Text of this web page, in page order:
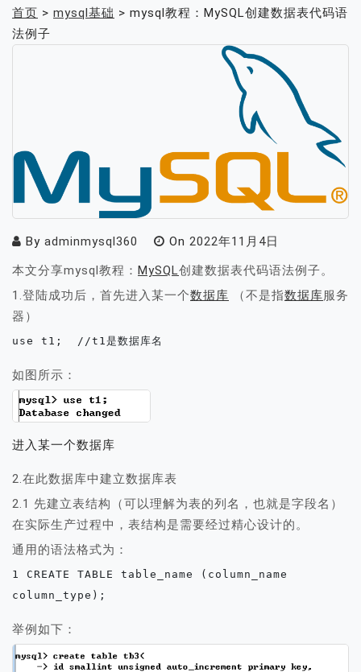
首页 > mysql基础 > mysql教程：MySQL创建数据表代码语
法例子
By adminmysql360 On 2022年11月4日
本文分享mysql教程： MySQL创建数据表代码语法例子。
1.登陆成功后，首先进入某一个数据库 （不是指数据库服务
器）
use t1;  //t1是数据库名
如图所示：
进入某一个数据库
2.在此数据库中建立数据库表
2.1 先建立表结构（可以理解为表的列名，也就是字段名）
在实际生产过程中，表结构是需要经过精心设计的。
通用的语法格式为：
1 CREATE TABLE table_name (column_name
column_type);
举例如下：